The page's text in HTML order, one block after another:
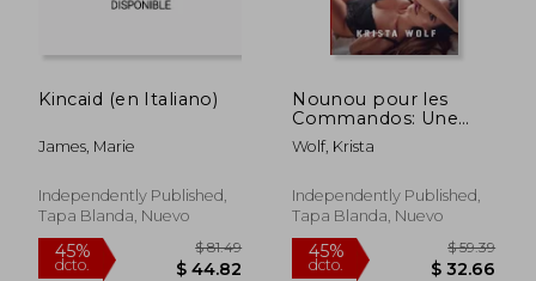
Kincaid (en Italiano)
James, Marie
Independently Published,
Tapa Blanda, Nuevo
Nounou pour les
Commandos: Une
Romance Militaire de
Harem inversé (en
Wolf, Krista
Independently Published,
Tapa Blanda, Nuevo